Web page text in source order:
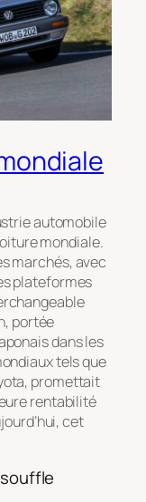
automobile
mondiale.
marchés, avec
plateformes
portée
dans les
tels que
promettait
rentabilité
cet